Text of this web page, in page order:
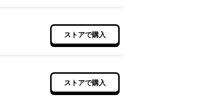
ストアで購入
ストアで購入